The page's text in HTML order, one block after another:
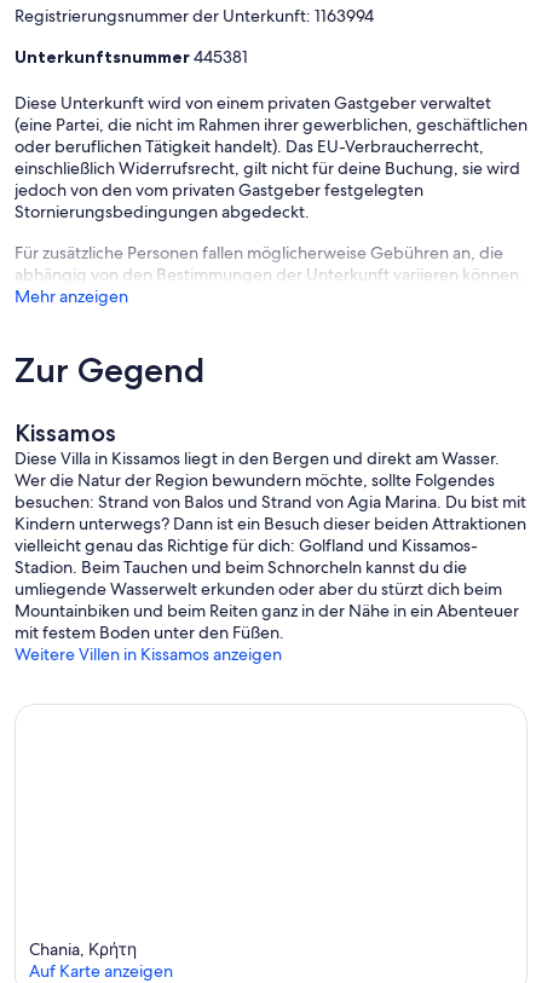
• refridgerator/freezer
Living room
• Comfy seating for six people
• Modern fireplace
• Satellite smart TV 65” in livinng room
• Book
General
• Washing machine
• Electric iron and small ironing board
•wi-fi internet
• First aid kit
• Pool towels
Services
• Cleaning twice a week
• Doctor on call
Registrierungsnummer der Unterkunft: 1163994
Unterkunftsnummer445381
Diese Unterkunft wird von einem privaten Gastgeber verwaltet
(eine Partei, die nicht im Rahmen ihrer gewerblichen, geschäftlichen
oder beruflichen Tätigkeit handelt). Das EU-Verbraucherrecht,
einschließlich Widerrufsrecht, gilt nicht für deine Buchung, sie wird
jedoch von den vom privaten Gastgeber festgelegten
Stornierungsbedingungen abgedeckt.
Für zusätzliche Personen fallen möglicherweise Gebühren an, die
abhängig von den Bestimmungen der Unterkunft variieren können.
Mehr anzeigen
Zur Gegend
Kissamos
Diese Villa in Kissamos liegt in den Bergen und direkt am Wasser.
Wer die Natur der Region bewundern möchte, sollte Folgendes
besuchen: Strand von Balos und Strand von Agia Marina. Du bist mit
Kindern unterwegs? Dann ist ein Besuch dieser beiden Attraktionen
vielleicht genau das Richtige für dich: Golfland und Kissamos-
Stadion. Beim Tauchen und beim Schnorcheln kannst du die
umliegende Wasserwelt erkunden oder aber du stürzt dich beim
Mountainbiken und beim Reiten ganz in der Nähe in ein Abenteuer
mit festem Boden unter den Füßen.
Weitere Villen in Kissamos anzeigen
Chania, Κρήτη
Auf Karte anzeigen